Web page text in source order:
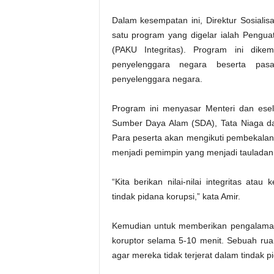
Dalam kesempatan ini, Direktur
satu program yang digelar ialah
(PAKU Integritas). Program ini
penyelenggara negara beserta
penyelenggara negara.
Program ini menyasar Menteri dan
Sumber Daya Alam (SDA), Tata Niaga
Para peserta akan mengikuti
menjadi pemimpin yang menjadi
“Kita berikan nilai-nilai integritas atau
tindak pidana korupsi,” kata Amir.
Kemudian untuk memberikan
koruptor selama 5-10 menit. Sebuah
agar mereka tidak terjerat dalam tindak